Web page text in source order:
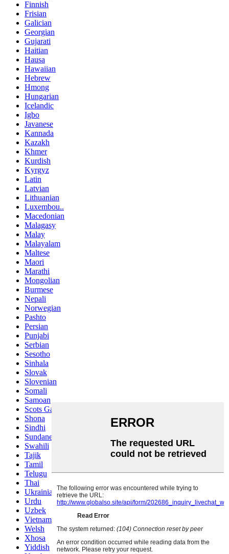
Finnish
Frisian
Galician
Georgian
Gujarati
Haitian
Hausa
Hawaiian
Hebrew
Hmong
Hungarian
Icelandic
Igbo
Javanese
Kannada
Kazakh
Khmer
Kurdish
Kyrgyz
Latin
Latvian
Lithuanian
Luxembou..
Macedonian
Malagasy
Malay
Malayalam
Maltese
Maori
Marathi
Mongolian
Burmese
Nepali
Norwegian
Pashto
Persian
Punjabi
Serbian
Sesotho
Sinhala
Slovak
Slovenian
Somali
Samoan
Scots Gaelic
Shona
Sindhi
Sundanese
Swahili
Tajik
Tamil
Telugu
Thai
Ukrainian
Urdu
Uzbek
Vietnamese
Welsh
Xhosa
Yiddish